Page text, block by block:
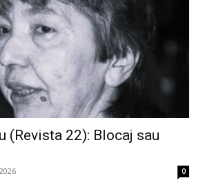
(Revista 22): Blocaj sau
0